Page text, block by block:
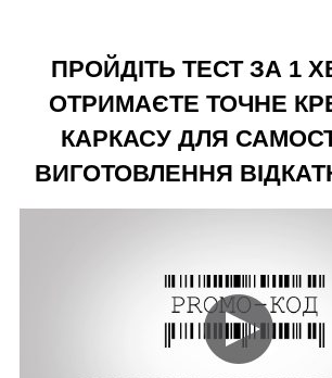
ПРОЙДІТЬ ТЕСТ ЗА 1
ОТРИМАЄТЕ ТОЧНЕ
КАРКАСУ ДЛЯ
ВИГОТОВЛЕННЯ